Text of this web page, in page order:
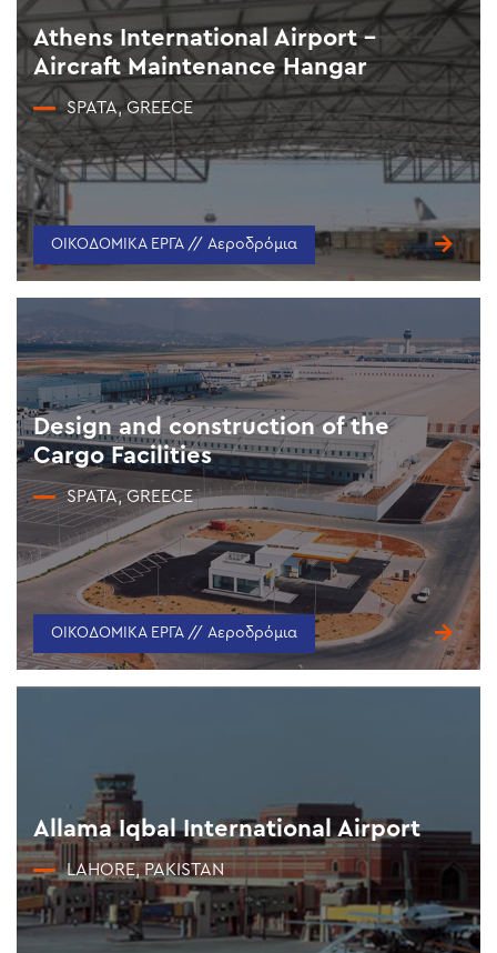
Athens International Airport –
Aircraft Maintenance Hangar
SPATA, GREECE
ΟΙΚΟΔΟΜΙΚΑ ΕΡΓΑ // Αεροδρόμια
Design and construction of the
Cargo Facilities
SPATA, GREECE
ΟΙΚΟΔΟΜΙΚΑ ΕΡΓΑ // Αεροδρόμια
Allama Iqbal International Airport
LAHORE, PAKISTAN